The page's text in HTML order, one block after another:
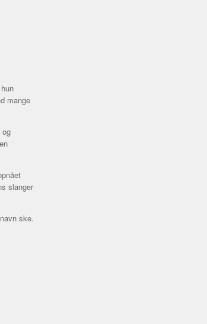
mange
og
slanger
ske.